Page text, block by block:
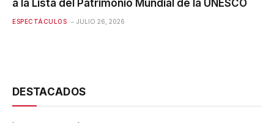
a la Lista del Patrimonio Mundial de la UNESCO
ESPECTÁCULOS JULIO 26, 2026
DESTACADOS